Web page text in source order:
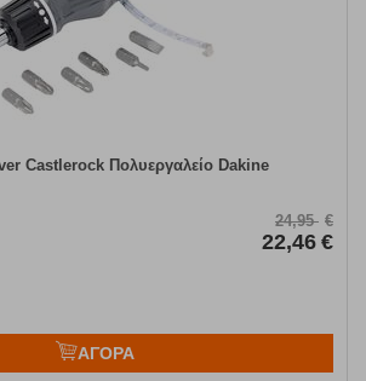
Castlerock Πολυεργαλείο Dakine
24,95 €
22,46 €
ΑΓΟΡΑ